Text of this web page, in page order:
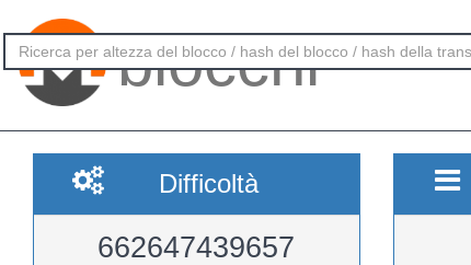
blocchi
Difficoltà
662647439657